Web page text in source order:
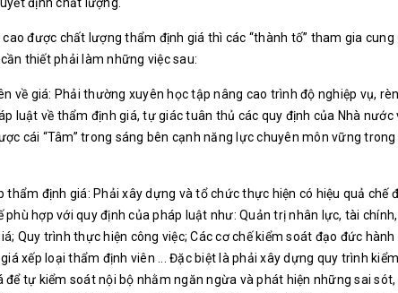
định chất lượng.
được chất lượng thẩm định giá thì các “thành tố” tham gia cung
thiết phải làm những việc sau:
về giá: Phải thường xuyên học tập nâng cao trình độ nghiệp vụ,
luật về thẩm định giá, tự giác tuân thủ các quy định của Nhà nước
cái “Tâm” trong sáng bên cạnh năng lực chuyên môn vững
thẩm định giá: Phải xây dựng và tổ chức thực hiện có hiệu quả chế
phù hợp với quy định của pháp luật như: Quản trị nhân lực, tài
Quy trình thực hiện công việc; Các cơ chế kiểm soát đạo đức hành
xếp loại thẩm định viên ... Đặc biệt là phải xây dựng quy trình
để tự kiểm soát nội bộ nhằm ngăn ngừa và phát hiện những sai